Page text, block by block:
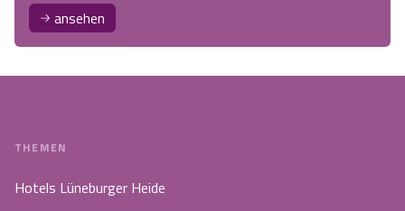
ansehen
THEMEN
Hotels Lüneburger Heide